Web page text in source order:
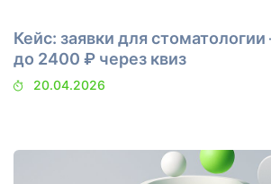
Кейс: заявки для
до 2400 ₽ через квиз
20.04.2026